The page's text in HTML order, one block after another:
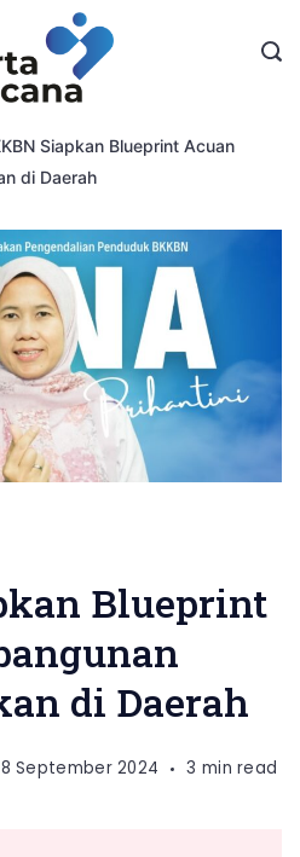
Siapkan Blueprint Acuan
di Daerah
Blueprint
di Daerah
8 September 2024 3 min read